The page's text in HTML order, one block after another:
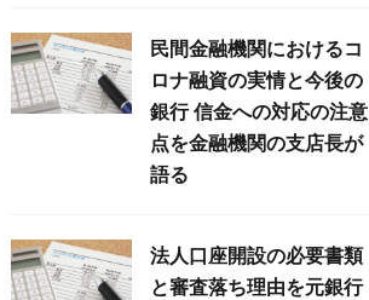
民間金融機関におけるコ
ロナ融資の実情と今後の
銀行 信金への対応の注意
点を金融機関の支店長が
語る
法人口座開設の必要書類
と審査落ち理由を元銀行